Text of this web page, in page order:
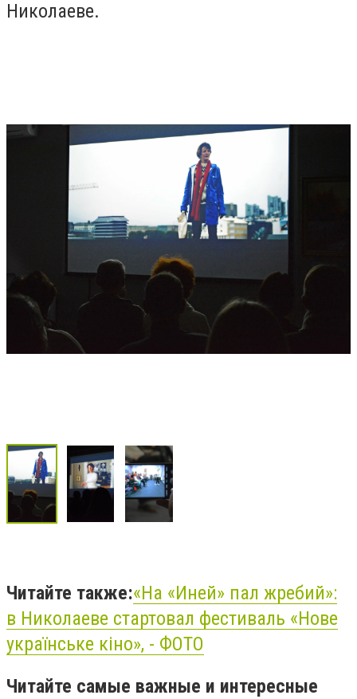
Николаеве.
Читайте также:«На «Иней» пал жребий»:
в Николаеве стартовал фестиваль «Нове
українське кіно», - ФОТО
Читайте самые важные и интересные